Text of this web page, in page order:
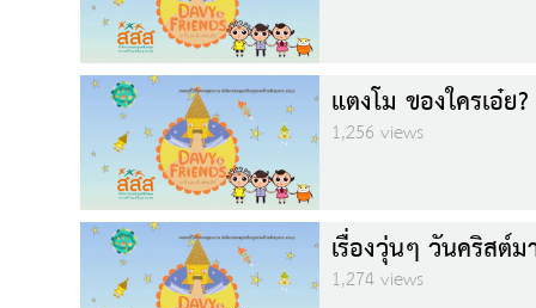
แตงโม ของใครเอ๋ย?
1,256 views
เรื่องวุ่นๆ วันคริสต์
1,274 views